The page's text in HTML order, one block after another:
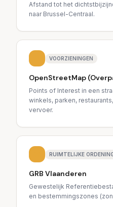
Afstand tot het
naar Brussel-Centraal.
VOORZIENINGEN
OpenStreetMap
Points of Interest in een
winkels, parken,
vervoer.
RUIMTELIJKE
GRB Vlaanderen
Gewestelijk
en bestemmingszones